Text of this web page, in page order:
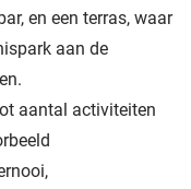
en een terras, waar
aan de
aantal activiteiten